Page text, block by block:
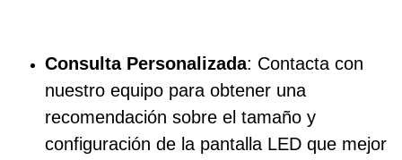
Consulta Personalizada: Contacta con
nuestro equipo para obtener una
recomendación sobre el tamaño y
configuración de la pantalla LED que mejor